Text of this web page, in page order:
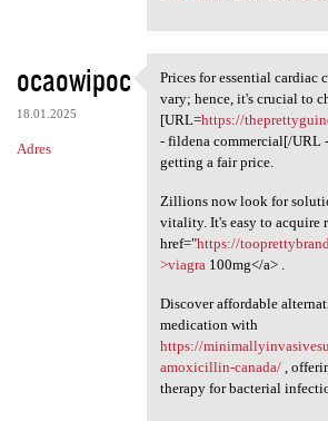
ocaowipoc
18.01.2025
Adres
Prices for essential
Prices for essential cardiac
vary; hence, it's crucial to
[URL=https://
- fildena commercial[/URL
getting a fair price.
Zillions now look for
vitality. It's easy to acquire
href="https://
>viagra100mg</a> .
Discover affordable
medication with
https://
amoxicillin-canada/,
therapy for bacterial